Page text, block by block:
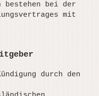
bestehen bei der
mit
durch den